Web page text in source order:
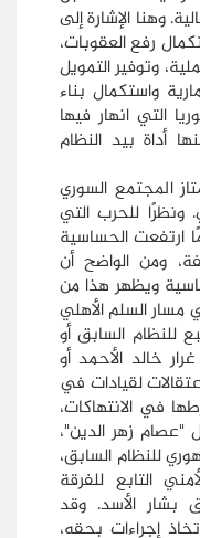
وهنا الإشارة إلى
رفع العقوبات،
وتوفير التمويل
واستكمال بناء
التي انهار فيها
أداة بيد النظام
المجتمع السوري
للحرب التي
على مدار 14 عامًا ارتفعت الحساسية
ومن الواضح أن
ويظهر هذا من
السلم الأهلي
للنظام السابق أو
خالد الأحمد أو
لقيادات في
في الانتهاكات،
زهر الدين"،
للنظام السابق،
التابع للفرقة
بشار الأسد. وقد
إجراءات بحقه،